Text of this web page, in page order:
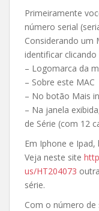
Primeiramente
número serial
Considerando um
identificar clicando
– Logomarca da
– Sobre este MAC
– No botão Mais
– Na janela
de Série (com 12
Em Iphone e
Veja neste site
us/HT204073
série.
Com o número